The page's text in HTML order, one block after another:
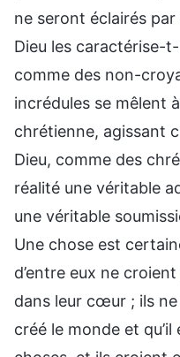
ne seront éclairés
Dieu les caractérise-
comme des non-
incrédules se mêlent
chrétienne, agissant
Dieu, comme des
réalité une véritable
une véritable
Une chose est
d’entre eux ne
dans leur cœur ; ils
créé le monde et